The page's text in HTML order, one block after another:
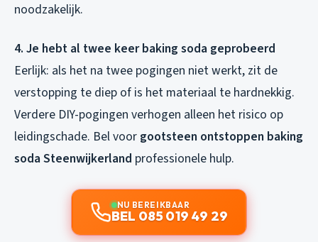
noodzakelijk.
4. Je hebt al twee keer baking soda geprobeerd
Eerlijk: als het na twee pogingen niet werkt, zit de
verstopping te diep of is het materiaal te hardnekkig.
Verdere DIY-pogingen verhogen alleen het risico op
leidingschade. Bel voor gootsteen ontstoppen baking
soda Steenwijkerland professionele hulp.
NU BEREIKBAAR
BEL 085 019 49 29